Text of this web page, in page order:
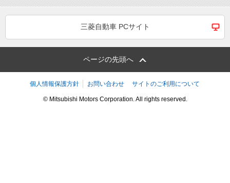
三菱自動車 PCサイト
ページの先頭へ
個人情報保護方針 お問い合わせ サイトのご利用について
© Mitsubishi Motors Corporation. All rights reserved.